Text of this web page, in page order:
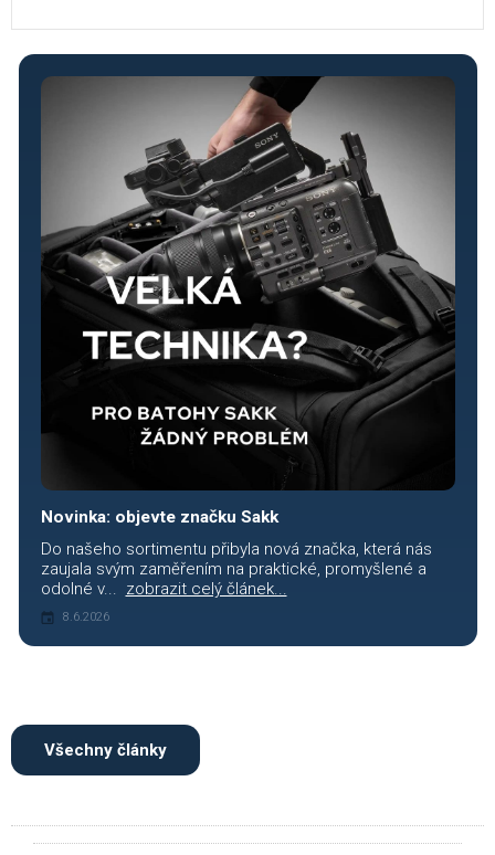
Novinka: objevte značku Sakk
Do našeho sortimentu přibyla nová značka, která nás
zaujala svým zaměřením na praktické, promyšlené a
odolné v... zobrazit celý článek...
8.6.2026
Všechny články